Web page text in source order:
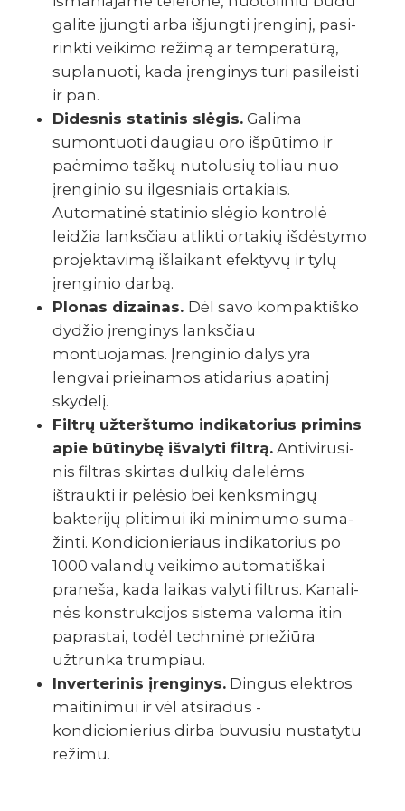
galite įjungti arba išjungti įren­ginį, pasi­
rinkti veikimo režimą ar tempe­ra­tūrą,
supla­nuoti, kada įren­gi­nys turi pasi­leisti
ir pan.
Didesnis statinis slėgis. Galima
sumontuoti daugiau oro išpūtimo ir
paėmimo taškų nutolusių toliau nuo
įrenginio su ilgesniais ortakiais.
Automatinė statinio slėgio kontrolė
leidžia lanksčiau atlikti ortakių išdėstymo
projektavimą išlaikant efektyvų ir tylų
įrenginio darbą.
Plonas dizainas. Dėl savo kompaktiško
dydžio įrenginys lanksčiau
montuojamas. Įrenginio dalys yra
lengvai prieinamos atidarius apatinį
skydelį.
Filtrų užterš­tumo indi­ka­to­rius primins
apie būti­nybę išva­lyti filtrą. Anti­vi­ru­si­
nis filt­ras skir­tas dulkių dale­lėms
ištraukti ir pelė­sio bei kenks­mingų
bakte­rijų pliti­mui iki mini­mumo suma­
žinti. Kondi­cio­nie­riaus indi­ka­to­rius po
1000 valandų veikimo auto­ma­tiš­kai
praneša, kada laikas valyti filt­rus. Kana­li­
nės konst­ruk­ci­jos sistema valoma itin
papras­tai, todėl tech­ninė prie­žiūra
užtrunka trum­piau.
Inverterinis įrenginys. Dingus elektros
maitinimui ir vėl atsiradus -
kondicionierius dirba buvusiu nustatytu
režimu.